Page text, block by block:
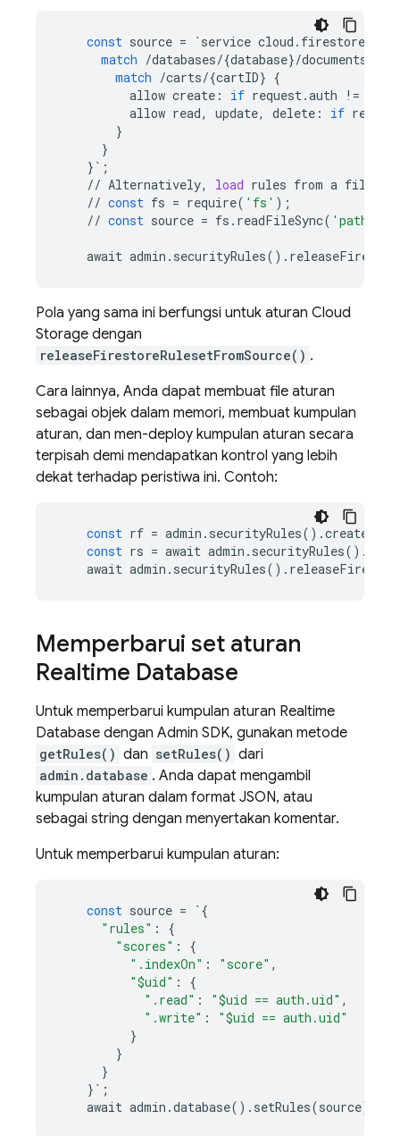
const source = `service cloud . firestore
match /databases/{database}/documents
match /carts/{cartID} {
allow create : if request.auth !=
allow read, update, delete : if
}
}
} ` ;
// Alternatively, load rules from a file
// const fs = require( 'fs' );
// const source = fs . readFileSync( 'path/
await admin . securityRules() .
Pola yang sama ini berfungsi untuk aturan Cloud
Storage dengan
releaseFirestoreRulesetFromSource() .
Cara lainnya, Anda dapat membuat file aturan
sebagai objek dalam memori, membuat kumpulan
aturan, dan men-deploy kumpulan aturan secara
terpisah demi mendapatkan kontrol yang lebih
dekat terhadap peristiwa ini. Contoh:
const rf = admin . securityRules() .
const rs = await admin . securityRules() .
await admin . securityRules() .
Memperbarui set aturan
Realtime Database
Untuk memperbarui kumpulan aturan Realtime
Database dengan Admin SDK, gunakan metode
getRules() dan setRules() dari
admin.database . Anda dapat mengambil
kumpulan aturan dalam format JSON, atau
sebagai string dengan menyertakan komentar.
Untuk memperbarui kumpulan aturan:
const source = `{
"rules" :
{
"scores" :
{
".indexOn" : "score" ,
"$uid" :
{
".read" : "$uid == auth.uid" ,
".write" :
"$uid == auth.uid"
}
}
}
} ` ;
await admin .database() . setRules(source);